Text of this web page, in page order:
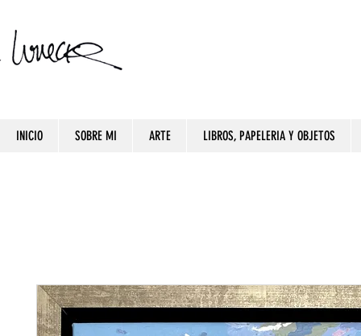
INICIO SOBRE MI ARTE LIBROS, PAPELERIA Y OBJETOS